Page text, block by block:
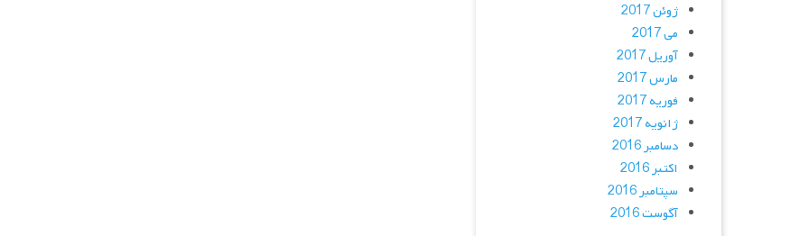
ژوئن 2017
می 2017
آوریل 2017
مارس 2017
فوریه 2017
ژانویه 2017
دسامبر 2016
اکتبر 2016
سپتامبر 2016
آگوست 2016